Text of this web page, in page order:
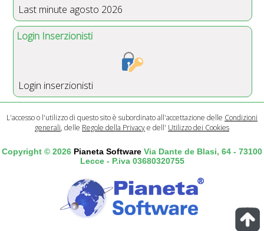
Last minute agosto 2026
Login Inserzionisti
Login inserzionisti
L'accesso o l'utilizzo di questo sito è subordinato all'accettazione delle Condizioni
generali, delle Regole della Privacye dell' Utilizzo dei Cookies
Copyright © 2026 Pianeta Software Via Dante de Blasi, 64 - 73100
Lecce - P.iva 03680320755